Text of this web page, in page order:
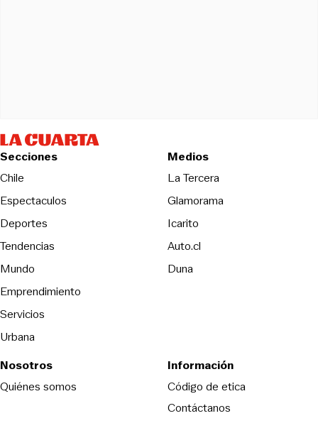
Secciones
Chile
Espectaculos
Deportes
Tendencias
Mundo
Emprendimiento
Servicios
Urbana
Medios
La TerceraOpens in new
Glamorama
Icarito
Auto.cl
DunaOpens in new window
Nosotros
Quiénes somos
Información
Código de eticaOpens in new
Contáctanos